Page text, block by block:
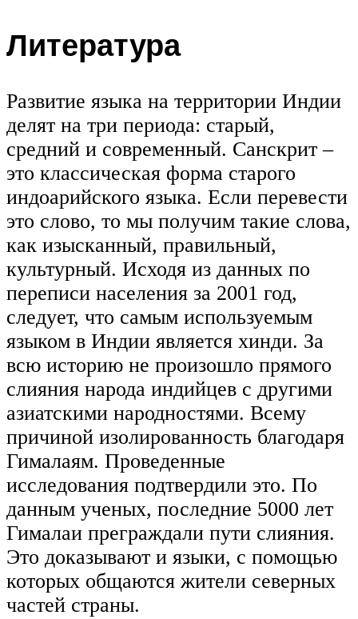
Литература
Развитие языка на территории Индии
делят на три периода: старый,
средний и современный. Санскрит –
это классическая форма старого
индоарийского языка. Если перевести
это слово, то мы получим такие слова,
как изысканный, правильный,
культурный. Исходя из данных по
переписи населения за 2001 год,
следует, что самым используемым
языком в Индии является хинди. За
всю историю не произошло прямого
слияния народа индийцев с другими
азиатскими народностями. Всему
причиной изолированность благодаря
Гималаям. Проведенные
исследования подтвердили это. По
данным ученых, последние 5000 лет
Гималаи преграждали пути слияния.
Это доказывают и языки, с помощью
которых общаются жители северных
частей страны.